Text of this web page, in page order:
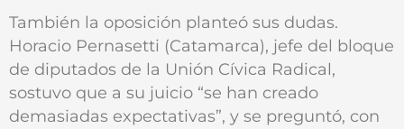
También la oposición planteó sus dudas.
Horacio Pernasetti (Catamarca), jefe del bloque
de diputados de la Unión Cívica Radical,
sostuvo que a su juicio “se han creado
demasiadas expectativas”, y se preguntó, con